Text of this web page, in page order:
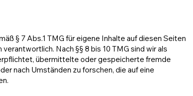
§ 7 Abs.1 TMG für eigene Inhalte auf diesen Seiten
Nach §§ 8 bis 10 TMG sind wir als
übermittelte oder gespeicherte fremde
nach Umständen zu forschen, die auf eine